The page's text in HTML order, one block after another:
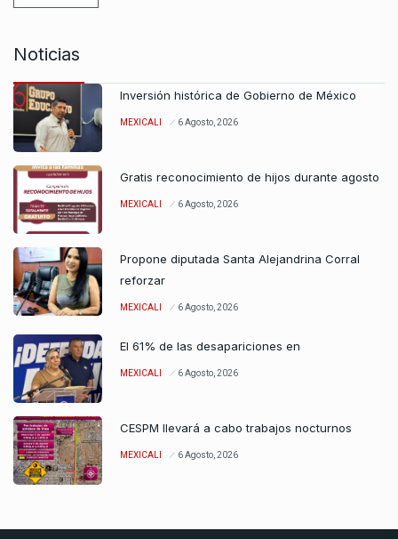
Noticias
Inversión histórica de Gobierno de México
MEXICALI 6 Agosto, 2026
Gratis reconocimiento de hijos durante agosto
MEXICALI 6 Agosto, 2026
Propone diputada Santa Alejandrina Corral
reforzar
MEXICALI 6 Agosto, 2026
El 61% de las desapariciones en
MEXICALI 6 Agosto, 2026
CESPM llevará a cabo trabajos nocturnos
MEXICALI 6 Agosto, 2026